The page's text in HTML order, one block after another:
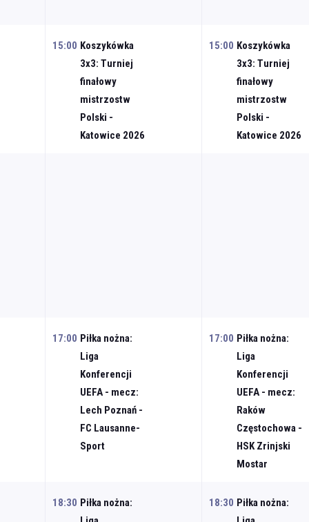
15:00 Koszykówka
3x3: Turniej
finałowy
mistrzostw
Polski -
Katowice 2026
15:00 Koszykówka
3x3: Turniej
finałowy
mistrzostw
Polski -
Katowice 2026
17:00 Piłka nożna:
Liga
Konferencji
UEFA - mecz:
Lech Poznań -
FC Lausanne-
Sport
17:00 Piłka nożna:
Liga
Konferencji
UEFA - mecz:
Raków
Częstochowa -
HSK Zrinjski
Mostar
18:30 Piłka nożna:
18:30 Piłka nożna: